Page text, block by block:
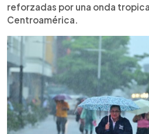
reforzadas por una onda
Centroamérica.